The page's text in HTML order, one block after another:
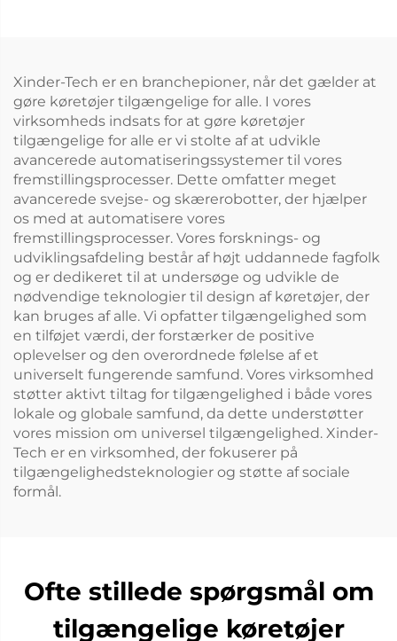
Xinder-Tech er en branchepioner, når det gælder at
gøre køretøjer tilgængelige for alle. I vores
virksomheds indsats for at gøre køretøjer
tilgængelige for alle er vi stolte af at udvikle
avancerede automatiseringssystemer til vores
fremstillingsprocesser. Dette omfatter meget
avancerede svejse- og skærerobotter, der hjælper
os med at automatisere vores
fremstillingsprocesser. Vores forsknings- og
udviklingsafdeling består af højt uddannede fagfolk
og er dedikeret til at undersøge og udvikle de
nødvendige teknologier til design af køretøjer, der
kan bruges af alle. Vi opfatter tilgængelighed som
en tilføjet værdi, der forstærker de positive
oplevelser og den overordnede følelse af et
universelt fungerende samfund. Vores virksomhed
støtter aktivt tiltag for tilgængelighed i både vores
lokale og globale samfund, da dette understøtter
vores mission om universel tilgængelighed. Xinder-
Tech er en virksomhed, der fokuserer på
tilgængelighedsteknologier og støtte af sociale
formål.
Ofte stillede spørgsmål om
tilgængelige køretøjer